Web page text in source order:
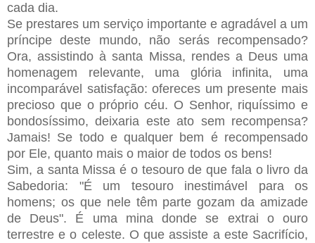
cada dia.
Se prestares um serviço importante e agradável a um
príncipe deste mundo, não serás recompensado?
Ora, assistindo à santa Missa, rendes a Deus uma
homenagem relevante, uma glória infinita, uma
incomparável satisfação: ofereces um presente mais
precioso que o próprio céu. O Senhor, riquíssimo e
bondosíssimo, deixaria este ato sem recompensa?
Jamais! Se todo e qualquer bem é recompensado
por Ele, quanto mais o maior de todos os bens!
Sim, a santa Missa é o tesouro de que fala o livro da
Sabedoria: "É um tesouro inestimável para os
homens; os que nele têm parte gozam da amizade
de Deus". É uma mina donde se extrai o ouro
terrestre e o celeste. O que assiste a este Sacrifício,